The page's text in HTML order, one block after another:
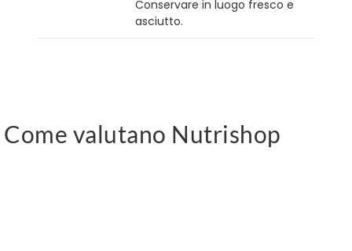
Conservare in luogo fresco e
asciutto.
Come valutano Nutrishop